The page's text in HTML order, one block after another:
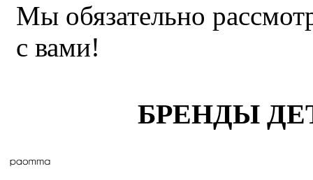
Мы обязательно
с вами!
БРЕНДЫ